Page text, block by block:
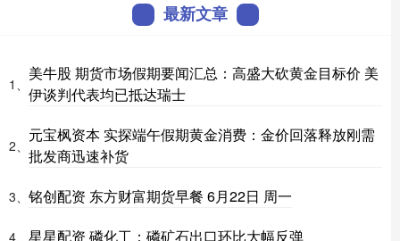
最新文章
1、
美牛股 期货市场假期要闻汇总：高盛大砍黄金目标价 美
伊谈判代表均已抵达瑞士
2、
元宝枫资本 实探端午假期黄金消费：金价回落释放刚需
批发商迅速补货
3、 铭创配资 东方财富期货早餐 6月22日 周一
4、 星星配资 磷化工：磷矿石出口环比大幅反弹